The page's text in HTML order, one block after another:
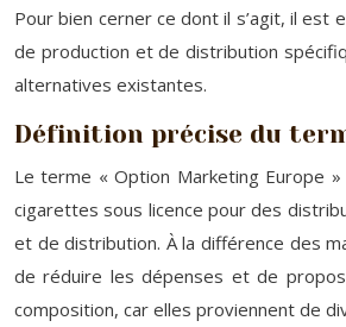
Pour bien cerner ce dont il s’agit, il est
de production et de distribution
alternatives existantes.
Définition précise du
Le terme « Option Marketing Europe
cigarettes sous licence pour des
et de distribution. À la différence des
de réduire les dépenses et de
composition, car elles proviennent de